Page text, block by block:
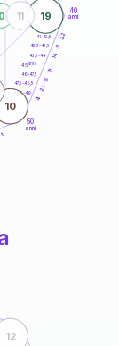
40
anni
50
anni
41-42,5
42,5-43,5
43,5-44
46-47,5
47,5-48,5
48,5-49
22
3
14
11
5
21
4
19
10
11
45anni
12